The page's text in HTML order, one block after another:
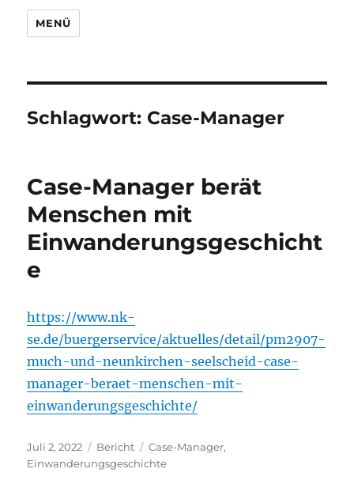
MENÜ
Schlagwort: Case-Manager
Case-Manager berät
Menschen mit
Einwanderungsgeschicht
e
https://www.nk-
se.de/buergerservice/aktuelles/detail/pm2907-
much-und-neunkirchen-seelscheid-case-
manager-beraet-menschen-mit-
einwanderungsgeschichte/
Veröffentlicht
am
Juli 2, 2022 Kategorien
Bericht Schlagwörter
Case-Manager,
Einwanderungsgeschichte